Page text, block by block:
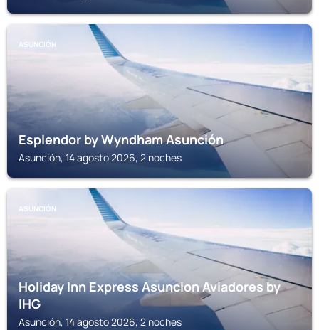
ASUNCIÓN
Esplendor by Wyndham Asunción
Asunción, 14 agosto 2026, 2 noches
ASUNCIÓN
Holiday Inn Express Asuncion Aviadores by
IHG
Asunción, 14 agosto 2026, 2 noches